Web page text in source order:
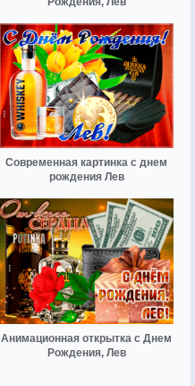
Современная картинка с днем
рождения Лев
Анимационная открытка с Днем
Рождения, Лев